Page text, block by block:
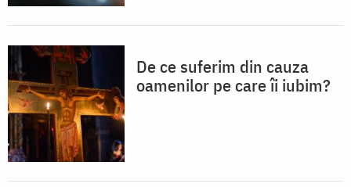
De ce suferim din cauza
oamenilor pe care îi iubim?